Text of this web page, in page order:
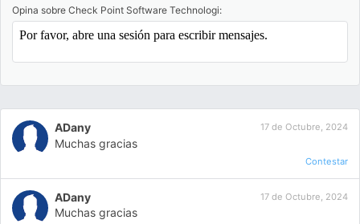
Opina sobre Check Point Software Technologi:
ADany 17 de Octubre, 2024
Muchas gracias
Contestar
ADany 17 de Octubre, 2024
Muchas gracias